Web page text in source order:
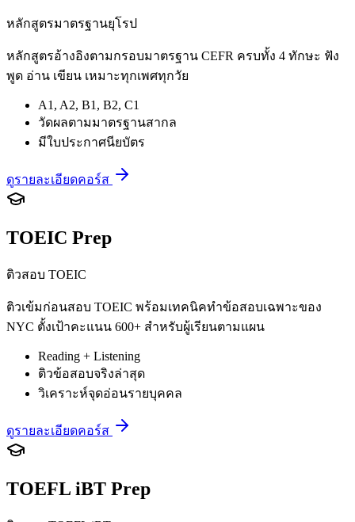
หลักสูตรมาตรฐานยุโรป
หลักสูตรอ้างอิงตามกรอบมาตรฐาน CEFR ครบทั้ง 4 ทักษะ ฟัง
พูด อ่าน เขียน เหมาะทุกเพศทุกวัย
A1, A2, B1, B2, C1
วัดผลตามมาตรฐานสากล
มีใบประกาศนียบัตร
ดูรายละเอียดคอร์ส
TOEIC Prep
ติวสอบ TOEIC
ติวเข้มก่อนสอบ TOEIC พร้อมเทคนิคทำข้อสอบเฉพาะของ
NYC ตั้งเป้าคะแนน 600+ สำหรับผู้เรียนตามแผน
Reading + Listening
ติวข้อสอบจริงล่าสุด
วิเคราะห์จุดอ่อนรายบุคคล
ดูรายละเอียดคอร์ส
TOEFL iBT Prep